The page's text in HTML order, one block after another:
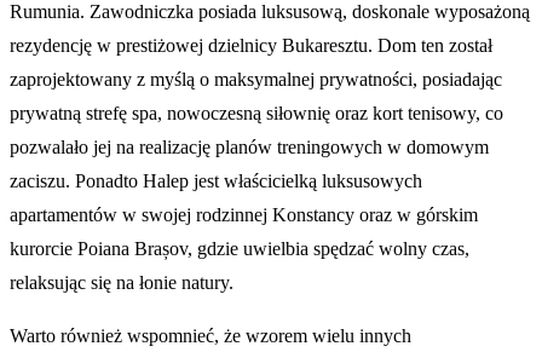
Rumunia. Zawodniczka posiada luksusową, doskonale wyposażoną
rezydencję w prestiżowej dzielnicy Bukaresztu. Dom ten został
zaprojektowany z myślą o maksymalnej prywatności, posiadając
prywatną strefę spa, nowoczesną siłownię oraz kort tenisowy, co
pozwalało jej na realizację planów treningowych w domowym
zaciszu. Ponadto Halep jest właścicielką luksusowych
apartamentów w swojej rodzinnej Konstancy oraz w górskim
kurorcie Poiana Brașov, gdzie uwielbia spędzać wolny czas,
relaksując się na łonie natury.
Warto również wspomnieć, że wzorem wielu innych